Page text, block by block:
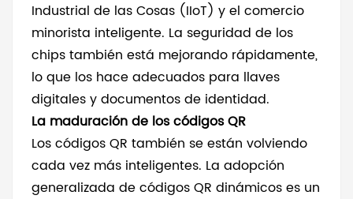
Industrial de las Cosas (IIoT) y el comercio
minorista inteligente. La seguridad de los
chips también está mejorando rápidamente,
lo que los hace adecuados para llaves
digitales y documentos de identidad.
La maduración de los códigos QR
Los códigos QR también se están volviendo
cada vez más inteligentes. La adopción
generalizada de códigos QR dinámicos es un